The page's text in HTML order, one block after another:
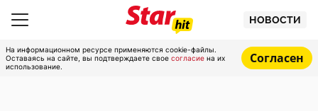
НОВОСТИ
На информационном ресурсе применяются cookie-файлы.
Оставаясь на сайте, вы подтверждаете свое согласие на их
использование.
Согласен